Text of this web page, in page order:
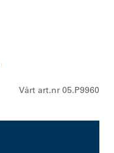
Vårt art.nr 05.P9960